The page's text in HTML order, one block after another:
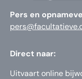
Pers en
Direct naar:
Uitvaart online